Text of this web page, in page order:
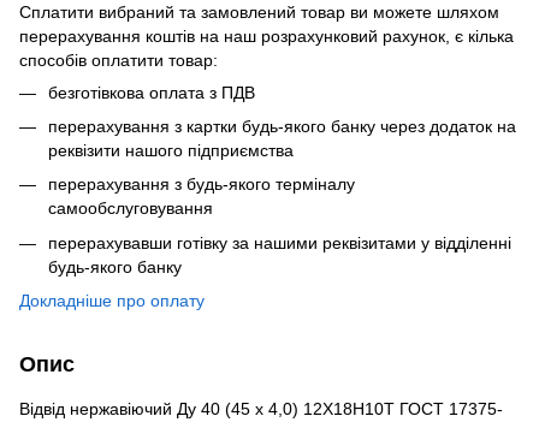
Сплатити вибраний та замовлений товар ви можете шляхом
перерахування коштів на наш розрахунковий рахунок, є кілька
способів оплатити товар:
безготівкова оплата з ПДВ
перерахування з картки будь-якого банку через додаток на
реквізити нашого підприємства
перерахування з будь-якого терміналу
самообслуговування
перерахувавши готівку за нашими реквізитами у відділенні
будь-якого банку
Докладніше про оплату
Опис
Відвід нержавіючий Ду 40 (45 х 4,0) 12Х18Н10Т ГОСТ 17375-